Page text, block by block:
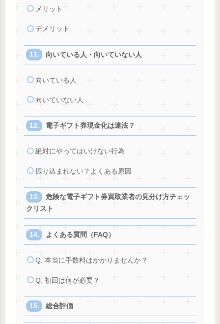
メリット
デメリット
向いている人・向いていない人
向いている人
向いていない人
電子ギフト券現金化は違法？
絶対にやってはいけない行為
振り込まれない？よくある原因
危険な電子ギフト券買取業者の見分け方チェッ
クリスト
よくある質問（FAQ）
Q. 本当に手数料はかかりませんか？
Q. 初回は何が必要？
総合評価